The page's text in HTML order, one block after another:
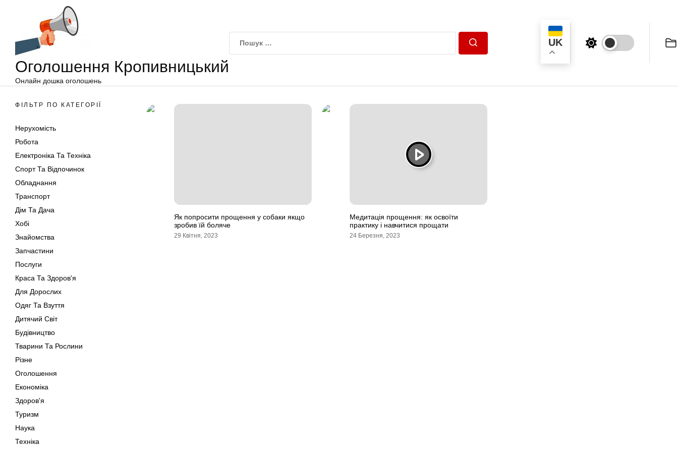
Оголошення Кропивницький
Онлайн дошка оголошень
UK
ФІЛЬТР ПО КАТЕГОРІЇ
Нерухомість
Робота
Електроніка Та Техніка
Спорт Та Відпочинок
Обладнання
Транспорт
Дім Та Дача
Хобі
Знайомства
Запчастини
Послуги
Краса Та Здоров'я
Для Дорослих
Одяг Та Взуття
Дитячий Світ
Будівництво
Тварини Та Рослини
Різне
Оголошення
Економіка
Здоров'я
Туризм
Наука
Техніка
Як попросити прощення у собаки якщо
зробив їй боляче
29 Квітня, 2023
Медитація прощення: як освоїти
практику і навчитися прощати
24 Березня, 2023